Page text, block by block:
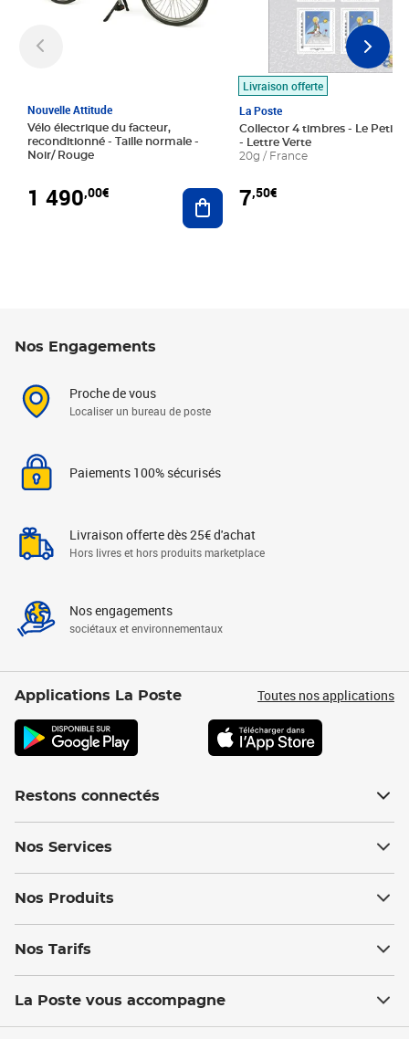
Nouvelle Attitude
Vélo électrique du facteur,
reconditionné - Taille normale -
Noir/ Rouge
1 490,00€ Ajouter au panier
Livraison offerte
La Poste
Collector 4 timbres - Le Petit
- Lettre Verte
20g / France
7,50€
Nos Engagements
Proche de vous
Localiser un bureau de poste
Paiements 100% sécurisés
Livraison offerte dès 25€ d'achat
Hors livres et hors produits marketplace
Nos engagements
sociétaux et environnementaux
Applications La Poste Toutes nos applications
Restons connectés
Nos Services
Nos Produits
Nos Tarifs
La Poste vous accompagne